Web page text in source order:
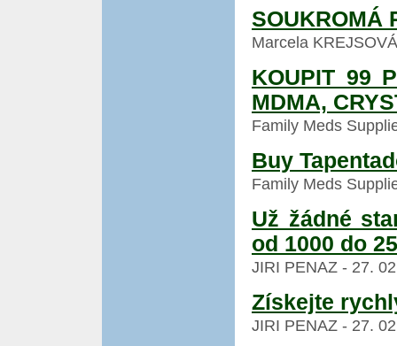
SOUKROMÁ
Marcela
KOUPIT 99
MDMA,
Family Meds
Buy
Family Meds
Už žádné
od 1000 do
JIRI PENAZ - 27.
Získejte
JIRI PENAZ - 27.